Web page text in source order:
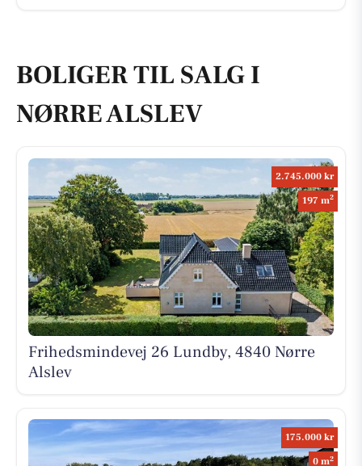
BOLIGER TIL SALG I
NØRRE ALSLEV
2.745.000 kr
197 m2
Frihedsmindevej 26 Lundby, 4840 Nørre
Alslev
175.000 kr
0 m2